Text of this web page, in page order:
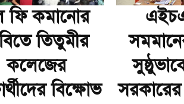
ফি কমানোর
তিতুমীর
কলেজের
বিক্ষোভ